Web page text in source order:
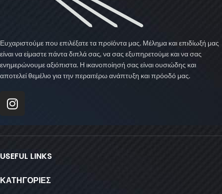
Ευχαριστούμε που επιλέξατε τα προϊόντα μας. Μέλημα και επιδίωξή μας
είναι να είμαστε πάντα διπλά σας, να σας εξυπηρετούμε και να σας
ενημερώνουμε αξιόπιστα. Η ικανοποίησή σας είναι ουσιώδης και
αποτελεί θεμέλιο για την περαιτέρω ανάπτυξη και πρόοδό μας.
USEFUL LINKS
ΚΑΤΗΓΟΡΙΕΣ